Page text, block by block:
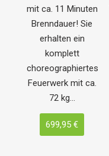
mit ca. 11 Minuten
Brenndauer! Sie
erhalten ein
komplett
choreographiertes
Feuerwerk mit ca.
72 kg…
699,95 €